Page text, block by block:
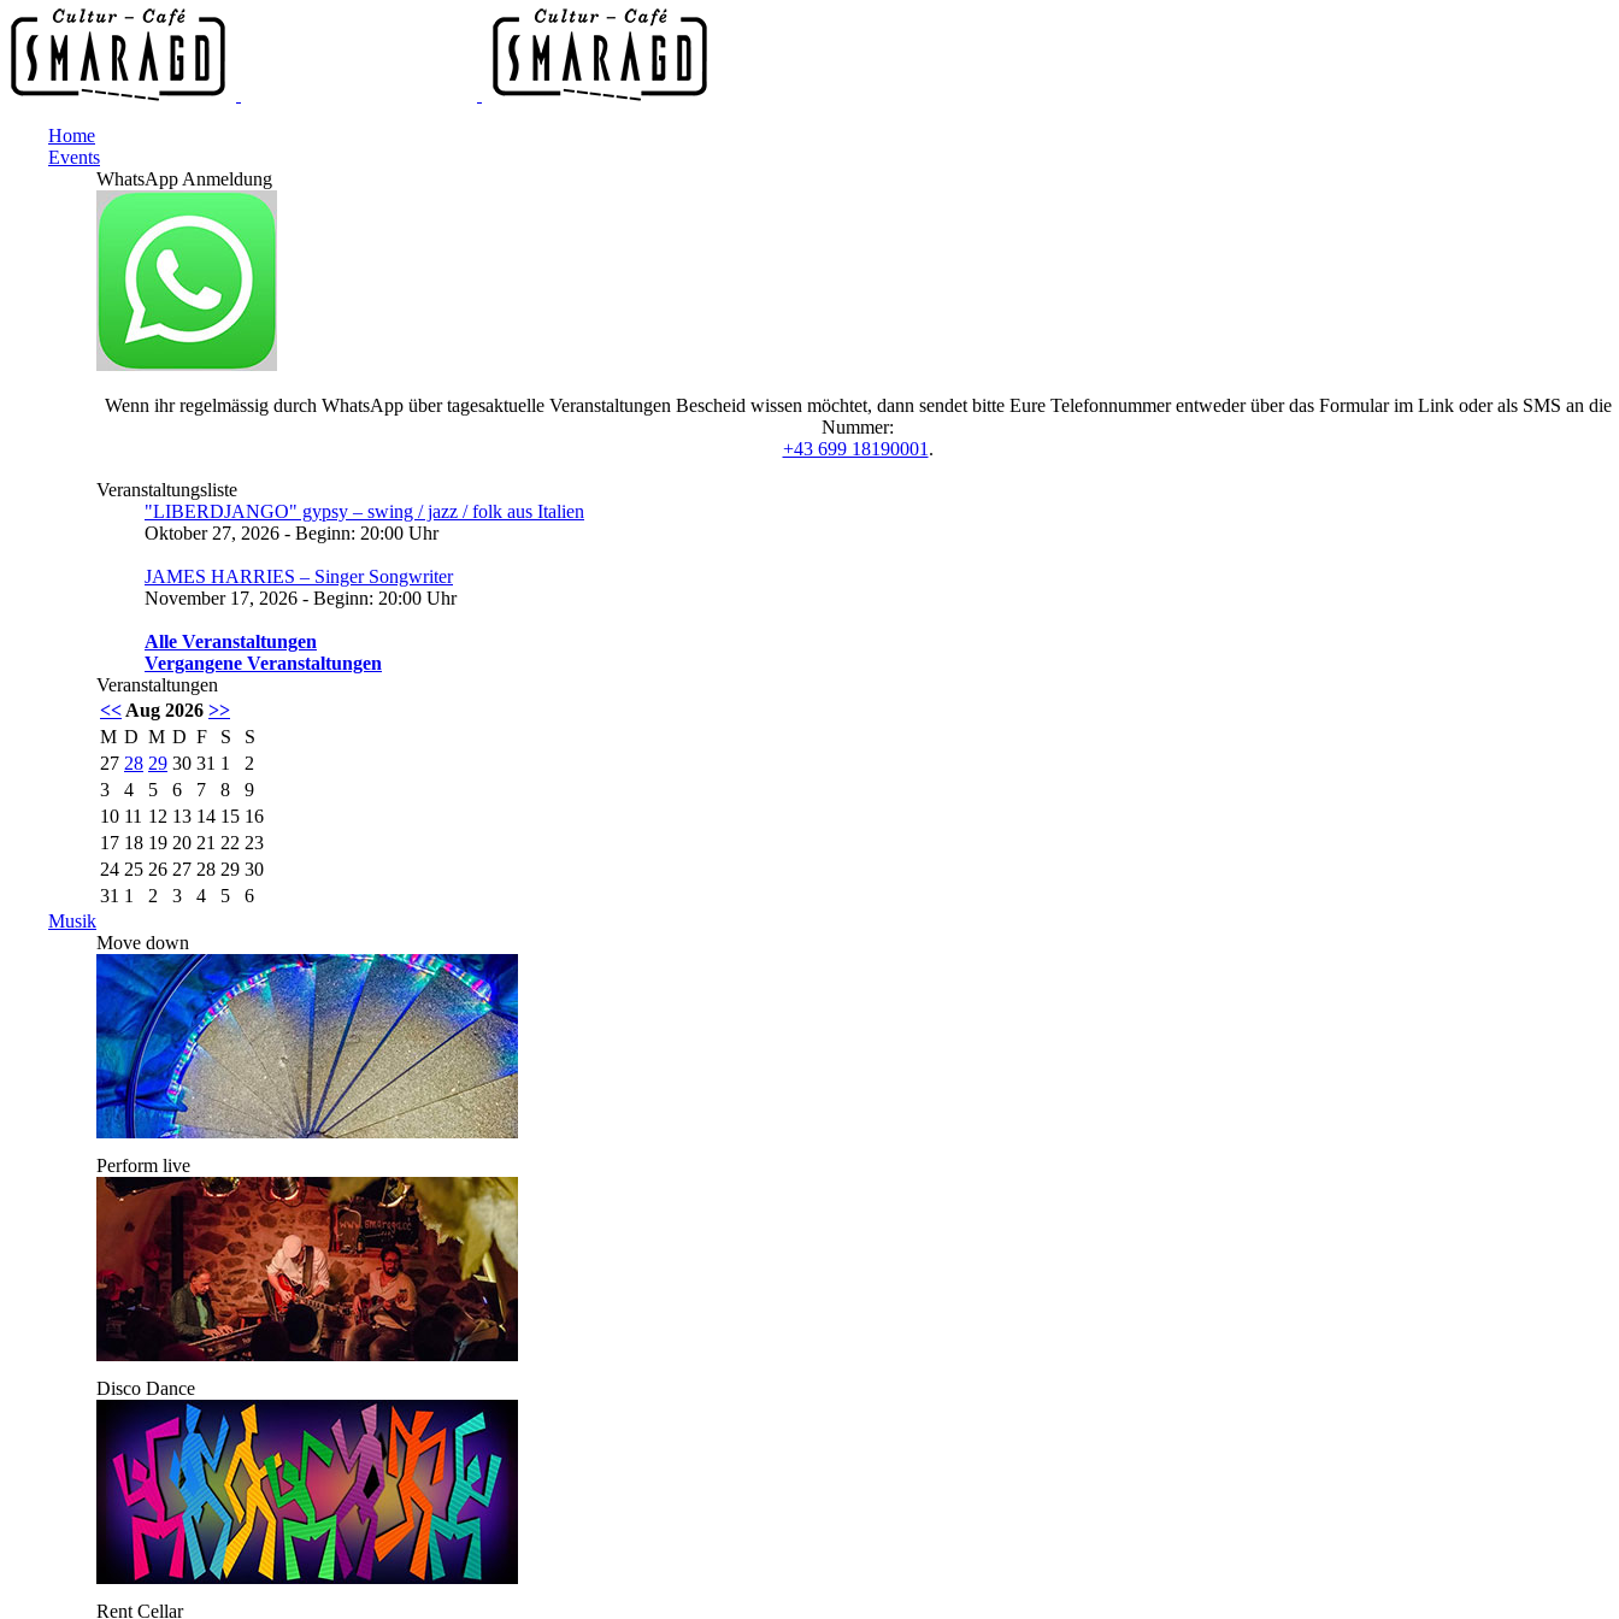
Home
Events
WhatsApp Anmeldung
Wenn ihr regelmässig durch WhatsApp über tagesaktuelle Veranstaltungen Bescheid wissen möchtet, dann sendet bitte Eure Telefonnummer entweder über das Formular im Link oder als SMS an die
Nummer:
+43 699 18190001 .
Veranstaltungsliste
"LIBERDJANGO" gypsy – swing / jazz / folk aus Italien
Oktober 27, 2026 - Beginn: 20:00 Uhr
JAMES HARRIES – Singer Songwriter
November 17, 2026 - Beginn: 20:00 Uhr
Alle Veranstaltungen
Vergangene Veranstaltungen
Veranstaltungen
<< Aug 2026 >>
M D M D F S
S
27 28 29 30 31 1
2
3
4 5 6 7 8
9
10 11 12 13 14 15 16
17 18 19 20 21 22 23
24 25 26 27 28 29 30
31 1 2 3 4 5
6
Musik
Move down
Perform live
Disco Dance
Rent Cellar